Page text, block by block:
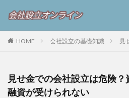
HOME 会社設立の基礎知識 見
見せ金での会社設立は危険
融資が受けられない